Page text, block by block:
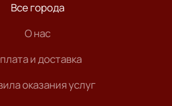
Все города
О нас
и доставка
оказания услуг